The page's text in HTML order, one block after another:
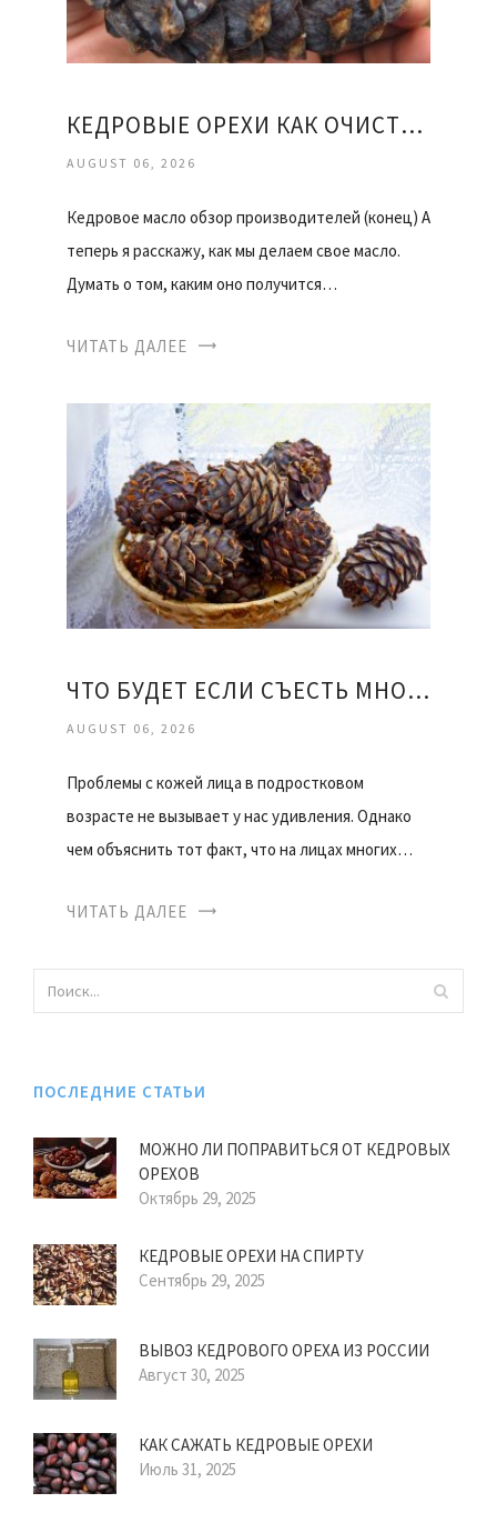
КЕДРОВЫЕ ОРЕХИ КАК ОЧИСТИТЬ
AUGUST 06, 2026
Кедровое масло обзор производителей (конец) А
теперь я расскажу, как мы делаем свое масло.
Думать о том, каким оно получится…
ЧИТАТЬ ДАЛЕЕ
ЧТО БУДЕТ ЕСЛИ СЪЕСТЬ МНОГО КЕДРОВЫХ ОРЕХОВ
AUGUST 06, 2026
Проблемы с кожей лица в подростковом
возрасте не вызывает у нас удивления. Однако
чем объяснить тот факт, что на лицах многих…
ЧИТАТЬ ДАЛЕЕ
ПОСЛЕДНИЕ СТАТЬИ
МОЖНО ЛИ ПОПРАВИТЬСЯ ОТ КЕДРОВЫХ
ОРЕХОВ
Октябрь 29, 2025
КЕДРОВЫЕ ОРЕХИ НА СПИРТУ
Сентябрь 29, 2025
ВЫВОЗ КЕДРОВОГО ОРЕХА ИЗ РОССИИ
Август 30, 2025
КАК САЖАТЬ КЕДРОВЫЕ ОРЕХИ
Июль 31, 2025